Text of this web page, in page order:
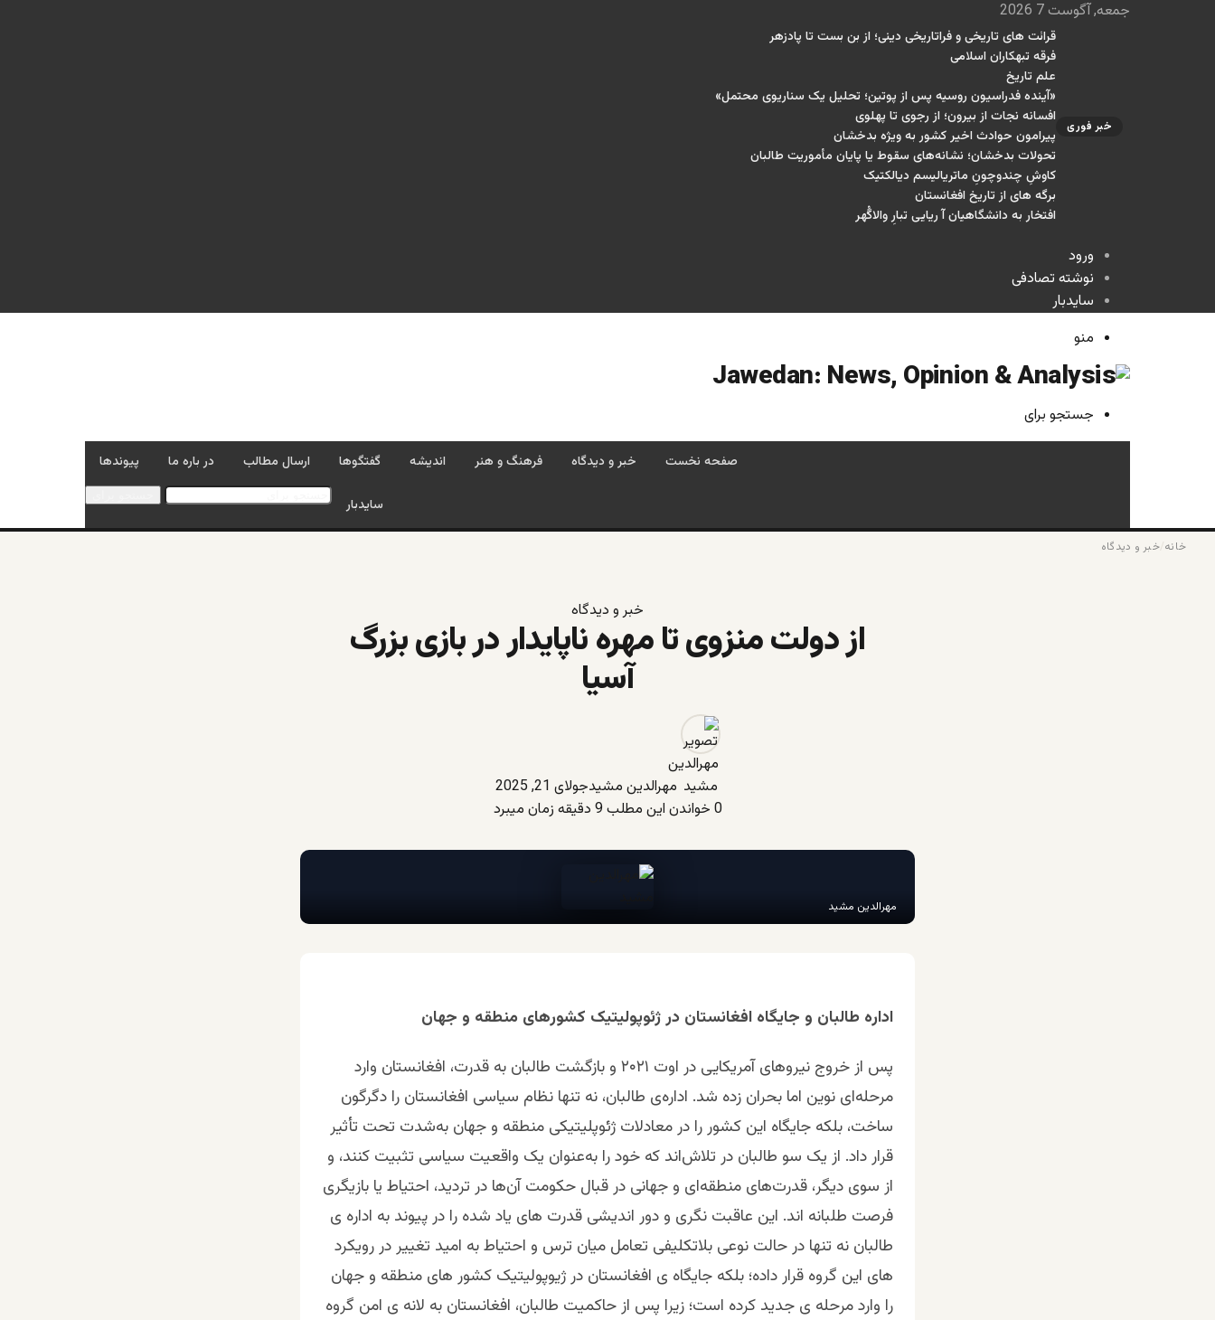
جمعه, آگوست 7 2026
خبر فوری
قرائت های تاریخی و فراتاریخی دینی؛ از بن بست تا پادزهر
فرقه تبهکاران اسلامی
علم تاریخ
«آینده فدراسیون روسیه پس از پوتین؛ تحلیل یک سناریوی محتمل»
افسانه نجات از بیرون؛ از رجوی تا پهلوی
پیرامون حوادث اخیر کشور به ویژه بدخشان
تحولات بدخشان؛ نشانه‌های سقوط یا پایان مأموریت طالبان
کاوشِ چندو‌چونِ ماتریالیسم دیالکتیک
برگه های از تاریخ افغانستان
افتخار به دانشگاهیان آ ریایی تبارِ والاگُهر
ورود
نوشته تصادفی
سایدبار
منو
جستجو برای
صفحه نخست خبر و دیدگاه فرهنگ و هنر اندیشه گفتگوها ارسال مطالب در باره ما پیوندها
سایدبار
خانه /خبر و دیدگاه
خبر و دیدگاه
از دولت منزوی تا مهره‌ ناپایدار در بازی بزرگ
آسیا
مهرالدین مشیدجولای 21, 2025
0 خواندن این مطلب 9 دقیقه زمان میبرد
مهرالدین مشید
اداره طالبان و جایگاه افغانستان در ژئوپولیتیک کشورهای منطقه و جهان
پس از خروج نیروهای آمریکایی در اوت ۲۰۲۱ و بازگشت طالبان به قدرت، افغانستان وارد
مرحله‌ای نوین اما بحران‌ زده شد. اداره‌ی طالبان، نه تنها نظام سیاسی افغانستان را دگرگون
ساخت، بلکه جایگاه این کشور را در معادلات ژئوپلیتیکی منطقه و جهان به‌شدت تحت تأثیر
قرار داد. از یک‌ سو طالبان در تلاش‌اند که خود را به‌عنوان یک واقعیت سیاسی تثبیت کنند، و
از سوی دیگر، قدرت‌های منطقه‌ای و جهانی در قبال حکومت آن‌ها در تردید، احتیاط یا بازیگری
فرصت‌ طلبانه اند. این عاقبت نگری و دور اندیشی قدرت های یاد شده را در پیوند به اداره ی
طالبان نه تنها در حالت نوعی بلاتکلیفی تعامل میان ترس و احتیاط به امید تغییر در رویکرد
های این گروه قرار داده؛ بلکه جایگاه ی افغانستان در ژیوپولیتیک کشور های منطقه و جهان
را وارد مرحله ی جدید کرده است؛ زیرا پس از حاکمیت طالبان، افغانستان به لانه ی امن گروه